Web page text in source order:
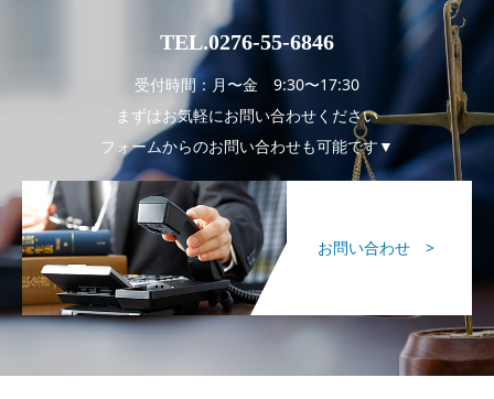
TEL.0276-55-6846
受付時間：月〜金 9:30〜17:30
まずはお気軽にお問い合わせください
フォームからのお問い合わせも可能です▼
お問い合わせ >